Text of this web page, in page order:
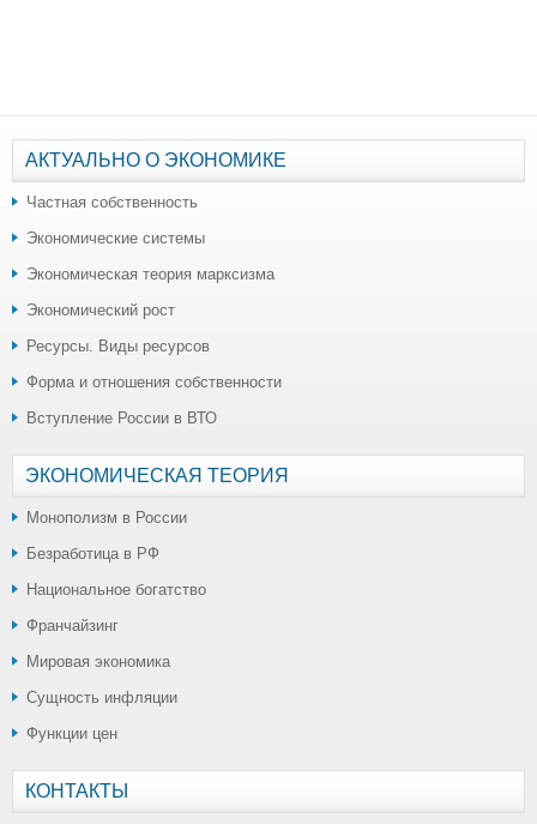
АКТУАЛЬНО О ЭКОНОМИКЕ
Частная собственность
Экономические системы
Экономическая теория марксизма
Экономический рост
Ресурсы. Виды ресурсов
Форма и отношения собственности
Вступление России в ВТО
ЭКОНОМИЧЕСКАЯ ТЕОРИЯ
Монополизм в России
Безработица в РФ
Национальное богатство
Франчайзинг
Мировая экономика
Сущность инфляции
Функции цен
КОНТАКТЫ